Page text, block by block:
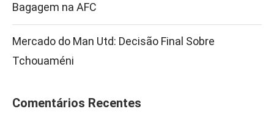
Bagagem na AFC
Mercado do Man Utd: Decisão Final Sobre
Tchouaméni
Comentários Recentes